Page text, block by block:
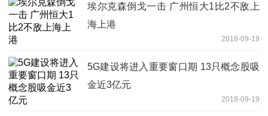
埃尔克森倒戈一击 广州恒大1比2不敌上
海上港
2018-09-19
5G建设将进入重要窗口期 13只概念股吸
金近3亿元
2018-09-19